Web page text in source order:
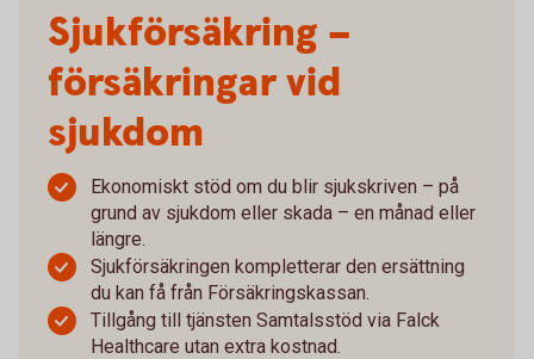
Sjukförsäkring –
försäkringar vid
sjukdom
Ekonomiskt stöd om du blir sjukskriven – på
grund av sjukdom eller skada – en månad eller
längre.
Sjukförsäkringen kompletterar den ersättning
du kan få från Försäkringskassan.
Tillgång till tjänsten Samtalsstöd via Falck
Healthcare utan extra kostnad.